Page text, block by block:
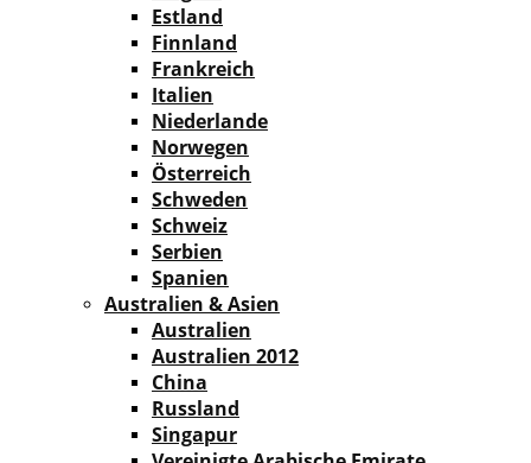
Estland
Finnland
Frankreich
Italien
Niederlande
Norwegen
Österreich
Schweden
Schweiz
Serbien
Spanien
Australien & Asien
Australien
Australien 2012
China
Russland
Singapur